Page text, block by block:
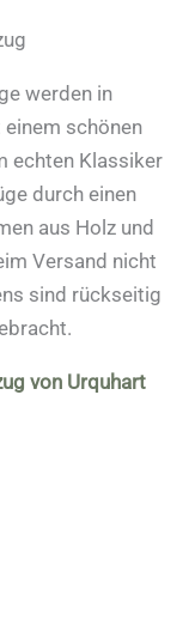
werden in
schönen
echten Klassiker
durch einen
aus Holz und
Versand nicht
sind rückseitig
von Urquhart